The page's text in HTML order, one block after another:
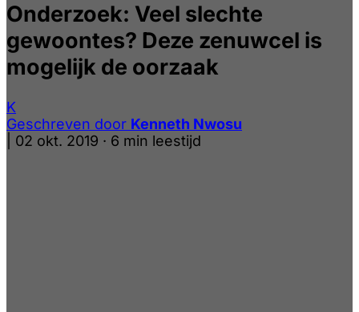
Onderzoek: Veel slechte
gewoontes? Deze zenuwcel is
mogelijk de oorzaak
K
Geschreven door Kenneth Nwosu
02 okt. 2019 · 6 min leestijd